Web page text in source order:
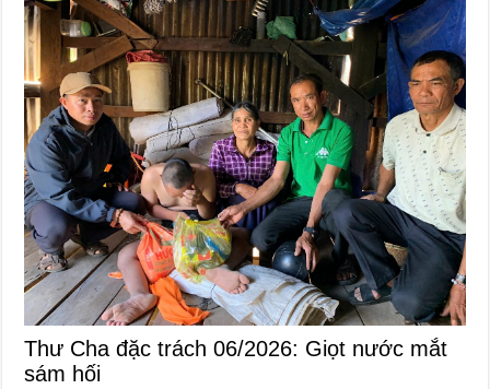
Thư Cha đặc trách 06/2026: Giọt nước mắt
sám hối